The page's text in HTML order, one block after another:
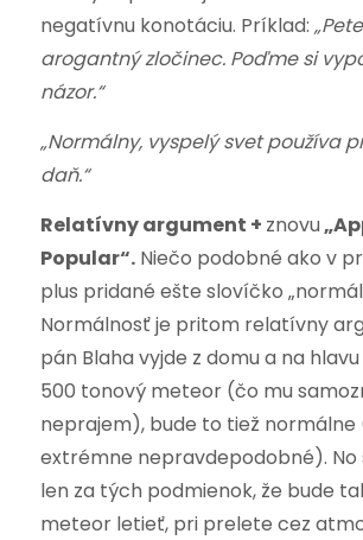
negatívnu konotáciu. Príklad:
arogantný zločinec. Poďme si
názor.“
„Normálny, vyspelý svet používa
daň.“
Relatívny argument + znovu
Popular“.Niečo podobné ako v
plus pridané ešte slovíčko
Normálnosť je pritom relatívny
pán Blaha vyjde z domu a na
500 tonový meteor (čo mu
neprajem), bude to tiež normálne
extrémne nepravdepodobné). No
len za tých podmienok, že bude
meteor letieť, pri prelete cez